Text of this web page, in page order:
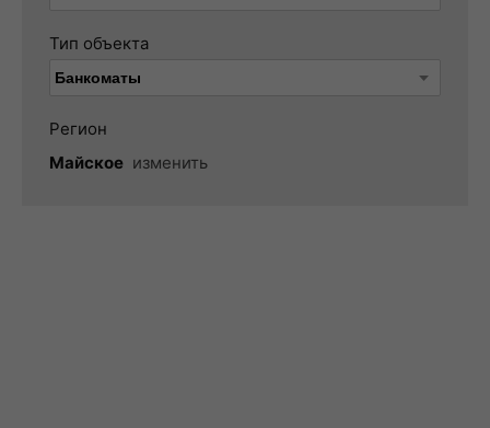
Тип объекта
Регион
Майское изменить